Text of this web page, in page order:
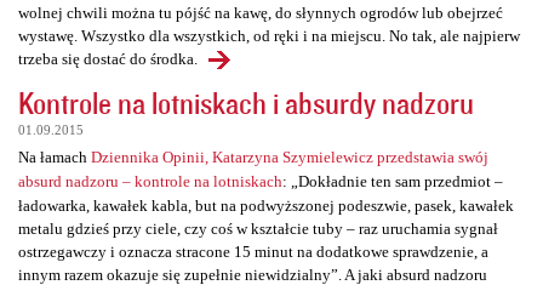
wolnej chwili można tu pójść na kawę, do słynnych ogrodów lub obejrzeć
wystawę. Wszystko dla wszystkich, od ręki i na miejscu. No tak, ale najpierw
trzeba się dostać do środka.
Kontrole na lotniskach i absurdy nadzoru
01.09.2015
Na łamach Dziennika Opinii, Katarzyna Szymielewicz przedstawia swój
absurd nadzoru – kontrole na lotniskach: „Dokładnie ten sam przedmiot –
ładowarka, kawałek kabla, but na podwyższonej podeszwie, pasek, kawałek
metalu gdzieś przy ciele, czy coś w kształcie tuby – raz uruchamia sygnał
ostrzegawczy i oznacza stracone 15 minut na dodatkowe sprawdzenie, a
innym razem okazuje się zupełnie niewidzialny”. A jaki absurd nadzoru